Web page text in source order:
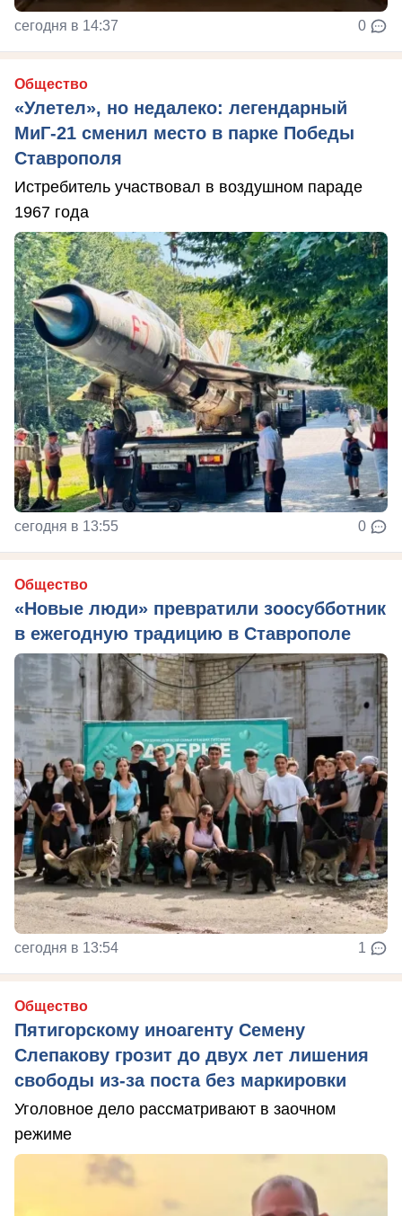
сегодня в 14:37 0
Общество
«Улетел», но недалеко: легендарный
МиГ-21 сменил место в парке Победы
Ставрополя
Истребитель участвовал в воздушном параде
1967 года
сегодня в 13:55 0
Общество
«Новые люди» превратили зоосубботник
в ежегодную традицию в Ставрополе
сегодня в 13:54 1
Общество
Пятигорскому иноагенту Семену
Слепакову грозит до двух лет лишения
свободы из-за поста без маркировки
Уголовное дело рассматривают в заочном
режиме